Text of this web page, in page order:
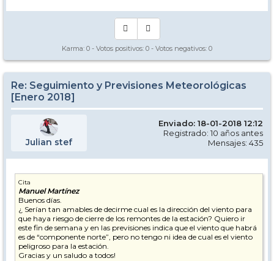
Karma: 0 - Votos positivos: 0 - Votos negativos: 0
Re: Seguimiento y Previsiones Meteorológicas
[Enero 2018]
Julian stef
Enviado: 18-01-2018 12:12
Registrado: 10 años antes
Mensajes: 435
Cita
Manuel Martínez
Buenos días.
¿ Serían tan amables de decirme cual es la dirección del viento para
que haya riesgo de cierre de los remontes de la estación? Quiero ir
este fin de semana y en las previsiones indica que el viento que habrá
es de “componente norte”, pero no tengo ni idea de cual es el viento
peligroso para la estación.
Gracias y un saludo a todos!